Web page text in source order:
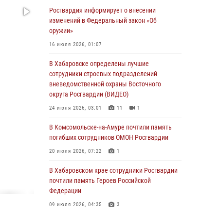
День образования тыловых подразделений
Росгвардии
01 августа 2026, 00:00
краю состоялось информирование личного
состава по вопросам реализации
избирательного права
31 июля 2026, 03:26
оказали помощь женщине, потерявшей
сознание во время массового мероприятия
29 июля 2026, 23:24 2
В Хабаровске продолжается акция
«Каникулы с Росгвардией»
29 июля 2026, 02:51
Росгвардия информирует о внесении
изменений в Федеральный закон «Об
оружии»
16 июля 2026, 01:07
В Хабаровске определены лучшие
сотрудники строевых подразделений
вневедомственной охраны Восточного
округа Росгвардии (ВИДЕО)
24 июля 2026, 03:01 11 1
В Комсомольске-на-Амуре почтили память
погибших сотрудников ОМОН Росгвардии
20 июля 2026, 07:22 1
В Хабаровском крае сотрудники Росгвардии
почтили память Героев Российской
Федерации
09 июля 2026, 04:35 3